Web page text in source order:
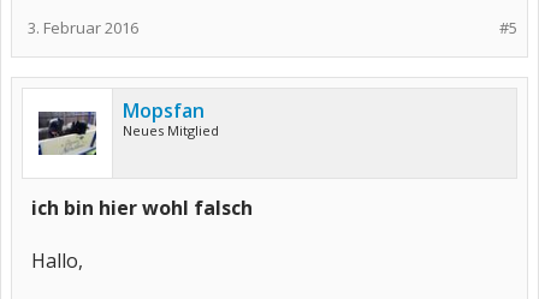
#5
3. Februar 2016
Mopsfan
Neues Mitglied
ich bin hier wohl falsch
Hallo,